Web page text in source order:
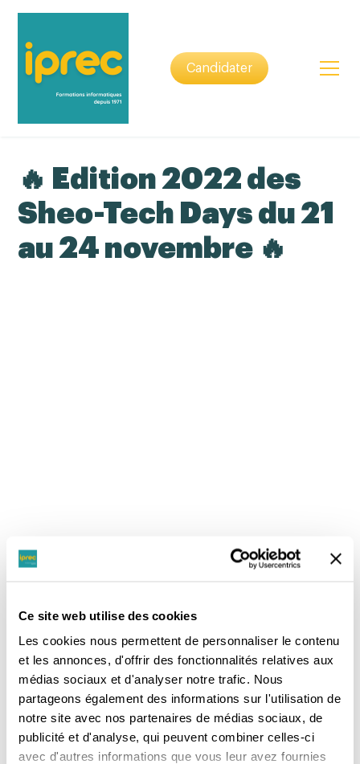
Ce site web utilise des cookies
Les cookies nous permettent de personnaliser le contenu
et les annonces, d'offrir des fonctionnalités relatives aux
médias sociaux et d'analyser notre trafic. Nous
partageons également des informations sur l'utilisation de
notre site avec nos partenaires de médias sociaux, de
publicité et d'analyse, qui peuvent combiner celles-ci
avec d'autres informations que vous leur avez fournies
Candidater
🔥 Edition 2022 des
Sheo-Tech Days du 21
au 24 novembre 🔥
édition des Sheo-Tech Days se déroule du 21 au
24 novembre !
Notre évènement favori dédié à la cybersécurité est
organisé depuis la Réunion par Chafik Mohamed
(promotion ASRS 1) avec un beau programme de
conférences assurées par des experts de haut niveau
à suivre en live vidéo sur Zoom 🔥